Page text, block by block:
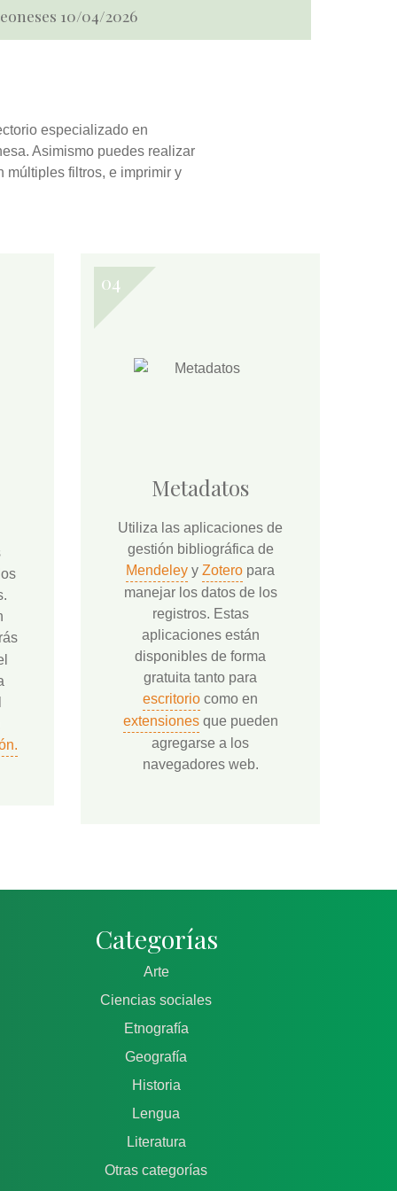
10/04/2026
especializado en
Asimismo puedes realizar
múltiples filtros, e imprimir y
Metadatos
Utiliza las aplicaciones de
gestión bibliográfica de
Mendeley y Zotero para
manejar los datos de los
registros. Estas
aplicaciones están
disponibles de forma
gratuita tanto para
escritorio como en
extensionesque pueden
agregarse a los
navegadores web.
Categorías
Arte
Ciencias sociales
Etnografía
Geografía
Historia
Lengua
Literatura
Otras categorías